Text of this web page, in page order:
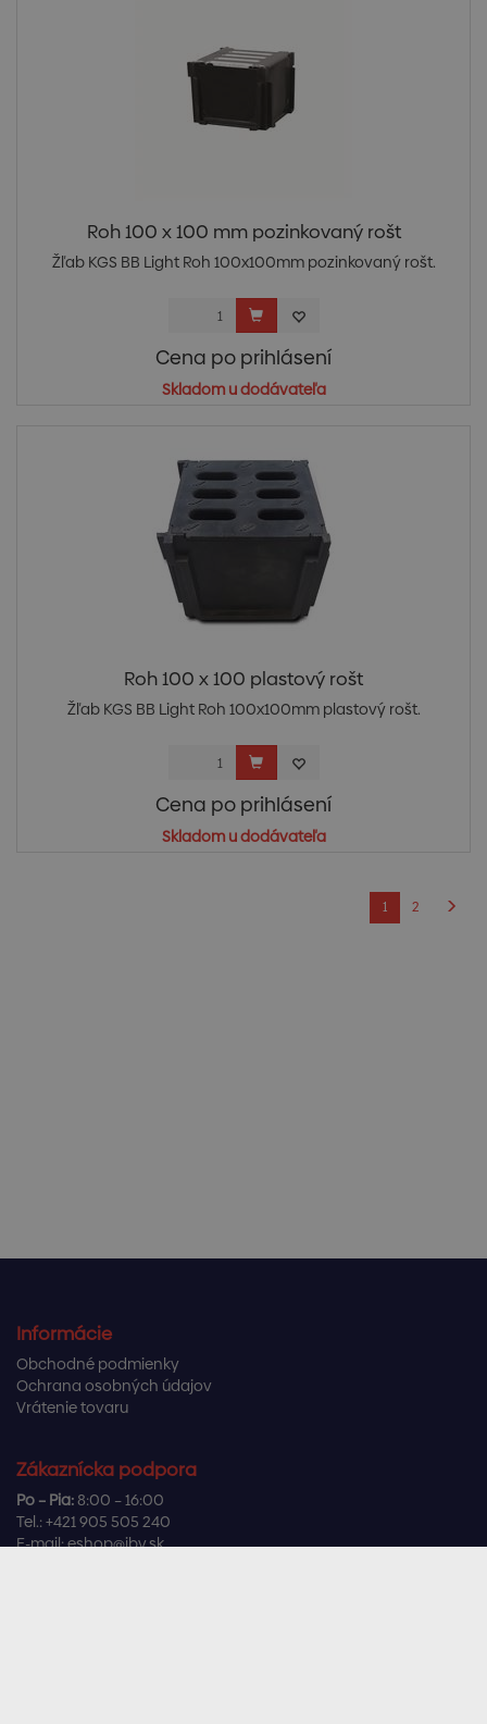
Roh 100 x 100 mm pozinkovaný rošt
Žľab KGS BB Light Roh 100x100mm pozinkovaný rošt.
Cena po prihlásení
Skladom u dodávateľa
Roh 100 x 100 plastový rošt
Žľab KGS BB Light Roh 100x100mm plastový rošt.
Cena po prihlásení
Skladom u dodávateľa
1 2
Informácie
Obchodné podmienky
Ochrana osobných údajov
Vrátenie tovaru
Zákaznícka podpora
Po – Pia:8:00 – 16:00
Tel.: +421 905 505 240
E-mail:eshop@ibv.sk